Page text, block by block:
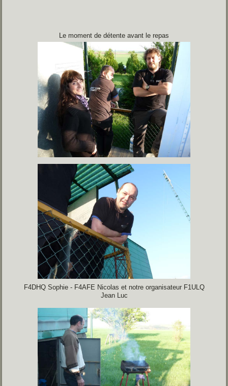
Le moment de détente avant le repas
F4DHQ Sophie - F4AFE Nicolas et notre organisateur F1ULQ
Jean Luc